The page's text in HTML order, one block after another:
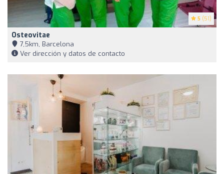
5 (51)
Osteovitae
7,5km, Barcelona
Ver dirección y datos de contacto